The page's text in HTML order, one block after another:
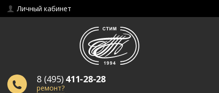
Личный кабинет
8 (495) 411-28-28
ремонт?